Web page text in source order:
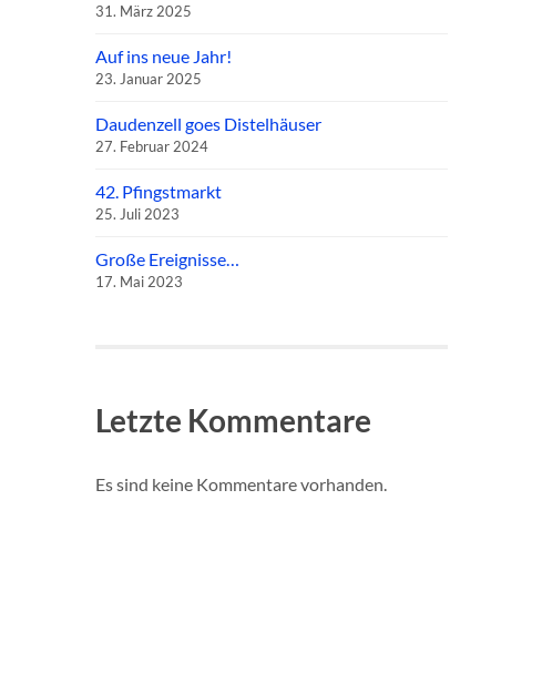
31. März 2025
Auf ins neue Jahr!
23. Januar 2025
Daudenzell goes Distelhäuser
27. Februar 2024
42. Pfingstmarkt
25. Juli 2023
Große Ereignisse…
17. Mai 2023
Letzte Kommentare
Es sind keine Kommentare vorhanden.